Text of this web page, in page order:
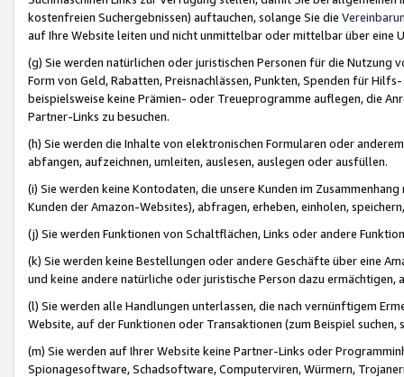
kostenfreien Suchergebnissen) auftauchen, solange Sie die
auf Ihre Website leiten und nicht unmittelbar oder mittelbar über eine
(g) Sie werden natürlichen oder juristischen Personen für die Nutzung
Form von Geld, Rabatten, Preisnachlässen, Punkten, Spenden für
beispielsweise keine Prämien- oder Treueprogramme auflegen, die
Partner-Links zu besuchen.
(h) Sie werden die Inhalte von elektronischen Formularen oder
abfangen, aufzeichnen, umleiten, auslesen, auslegen oder ausfüllen.
(i) Sie werden keine Kontodaten, die unsere Kunden im
Kunden der Amazon-Websites), abfragen, erheben, einholen,
(j) Sie werden Funktionen von Schaltflächen, Links oder andere
(k) Sie werden keine Bestellungen oder andere Geschäfte über eine
und keine andere natürliche oder juristische Person dazu
(l) Sie werden alle Handlungen unterlassen, die nach vernünftigem
Website, auf der Funktionen oder Transaktionen (zum Beispiel
(m) Sie werden auf Ihrer Website keine Partner-Links oder
Spionagesoftware, Schadsoftware, Computerviren, Würmern,